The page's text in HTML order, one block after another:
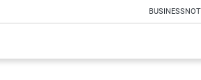
BUSINESS